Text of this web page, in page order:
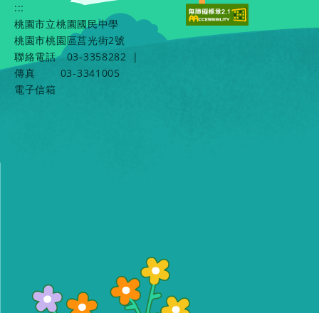
:::
桃園市立桃園國民中學
桃園市桃園區莒光街2號
聯絡電話
03-3358282
|
傳真
03-3341005
電子信箱